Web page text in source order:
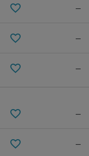
Brown
—
—
—
—
—